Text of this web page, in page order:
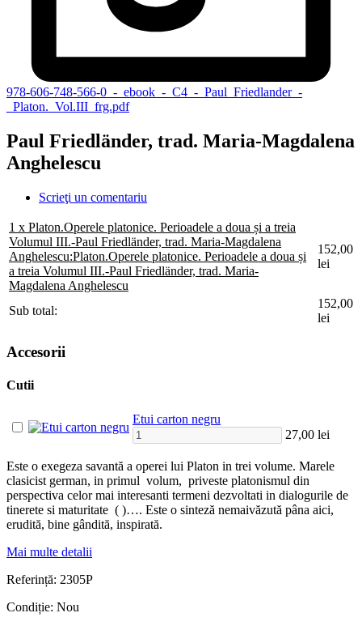
978-606-748-566-0_-_ebook_-_C4_-_Paul_Friedlander_-
_Platon._Vol.III_frg.pdf
Paul Friedländer, trad. Maria-Magdalena
Anghelescu
Scrieţi un comentariu
1 x Platon.Operele platonice. Perioadele a doua și a treia
Volumul III.-Paul Friedländer, trad. Maria-Magdalena
Anghelescu:Platon.Operele platonice. Perioadele a doua și
a treia Volumul III.-Paul Friedländer, trad. Maria-
Magdalena Anghelescu
152,00
lei
Sub total:
152,00
lei
Accesorii
Cutii
Etui carton negru
27,00 lei
Este o exegeza savantă a operei lui Platon in trei volume. Marele
clasicist german, in primul volum, priveste platonismul din
perspectiva celor mai interesanti termeni dezvoltati in dialogurile de
tinerete si maturitate ( )…. Este o sinteză nemaivăzută pâna aici,
erudită, bine gândită, inspirată.
Mai multe detalii
Referință: 2305P
Condiție: Nou